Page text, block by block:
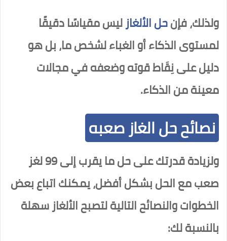
ولذلك، فإنحل الألغازليس مقياسًا دقيقًا
لمستوى الذكاء أو الغباء لشخص ما، بل هو
دليل على نِقَاط قوته وضعفه في مجالات
معينة من الذكاء.
نصائح حل الغاز صعبه
ولزيادة قدرتك على حل ما يقرب إلى 99 لغز
صعب مع الحل بشكل أفضل، يمكنك اتباع بعض
الخطوات والنصائح التالية لتصبح الألغاز سهلة
بالنسبة لك: